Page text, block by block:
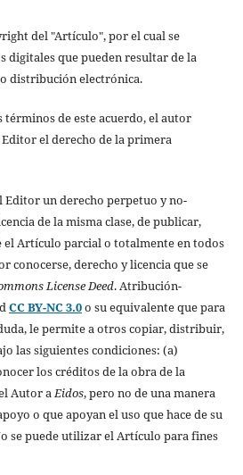
del "Artículo", por el cual se
digitales que pueden resultar de la
distribución electrónica.
términos de este acuerdo, el autor
el derecho de la primera
Editor un derecho perpetuo y no-
de la misma clase, de publicar,
el Artículo parcial o totalmente en todos
conocerse, derecho y licencia que se
License Deed. Atribución-
CC BY-NC 3.0o su equivalente que para
le permite a otros copiar, distribuir,
las siguientes condiciones: (a)
los créditos de la obra de la
Autor aEidos, pero no de una manera
o que apoyan el uso que hace de su
se puede utilizar el Artículo para fines